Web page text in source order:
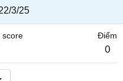
3/25
score Điểm
0